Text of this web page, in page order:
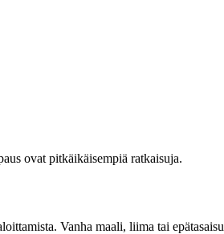
ovat pitkäikäisempiä ratkaisuja.
Vanha maali, liima tai